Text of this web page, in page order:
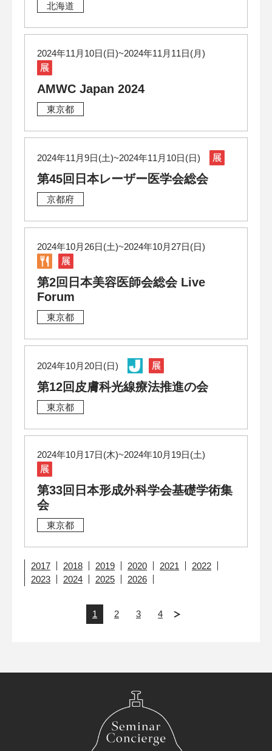
北海道
2024年11月10日(日)~2024年11月11日(月)
AMWC Japan 2024
東京都
2024年11月9日(土)~2024年11月10日(日)
第45回日本レーザー医学会総会
京都府
2024年10月26日(土)~2024年10月27日(日)
第2回日本美容医師会総会 Live
Forum
東京都
2024年10月20日(日)
第12回皮膚科光線療法推進の会
東京都
2024年10月17日(木)~2024年10月19日(土)
第33回日本形成外科学会基礎学術集
会
東京都
2017 2018 2019 2020 2021
2022
2023
2024 2025 2026
1 2 3 4